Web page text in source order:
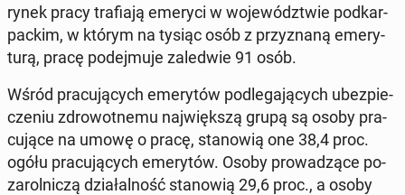
rynek pracy tra­fia­ją emeryci w wo­je­wódz­twie pod­kar­
pac­kim, w którym na tysiąc osób z przy­zna­ną eme­ry­
tu­rą, pracę po­dej­mu­je za­le­d­wie 91 osób.
Wśród pra­cu­ją­cych eme­ry­tów pod­le­ga­ją­cych ubez­pie­
cze­niu zdro­wot­ne­mu naj­więk­szą grupą są osoby pra­
cu­ją­ce na umowę o pracę, sta­no­wią one 38,4 proc.
ogółu pra­cu­ją­cych eme­ry­tów. Osoby pro­wa­dzą­ce po­
za­rol­ni­czą dzia­łal­ność sta­no­wią 29,6 proc., a osoby